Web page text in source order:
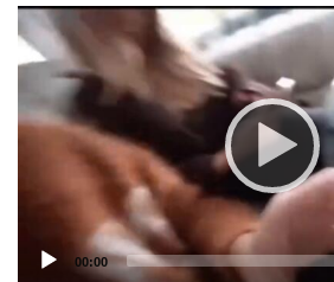
Video
Player
Current
time
00:00